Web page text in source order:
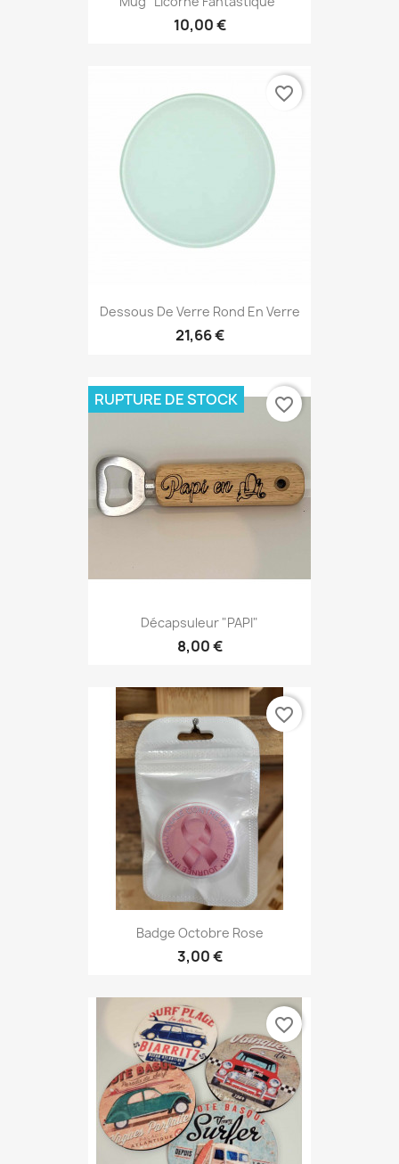
10,00 €
Dessous De Verre Rond En Verre
21,66 €
favorite_border
Décapsuleur "PAPI"
8,00 €
RUPTURE DE STOCK favorite_border
Badge Octobre Rose
3,00 €
favorite_border
favorite_border